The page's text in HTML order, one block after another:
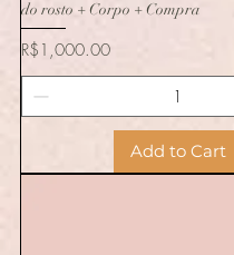
do rosto + Corpo + Compra
Price
R$1,000.00
Add to Cart